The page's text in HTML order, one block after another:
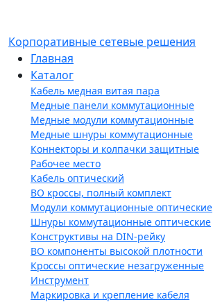
Корпоративные сетевые решения
Главная
Каталог
Кабель медная витая пара
Медные панели коммутационные
Медные модули коммутационные
Медные шнуры коммутационные
Коннекторы и колпачки защитные
Рабочее место
Кабель оптический
ВО кроссы, полный комплект
Модули коммутационные оптические
Шнуры коммутационные оптические
Конструктивы на DIN-рейку
ВО компоненты высокой плотности
Кроссы оптические незагруженные
Инструмент
Маркировка и крепление кабеля